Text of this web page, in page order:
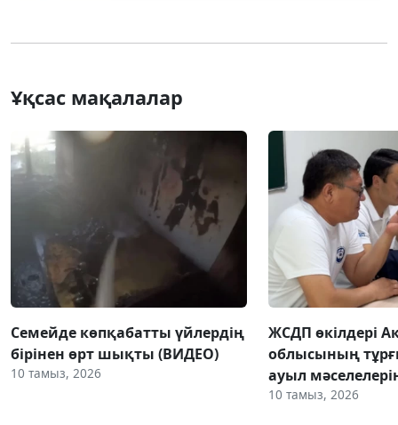
Ұқсас мақалалар
Семейде көпқабатты үйлердің
бірінен өрт шықты (ВИДЕО)
10 тамыз, 2026
ЖСДП өкілдері
облысының
ауыл
10 тамыз, 2026